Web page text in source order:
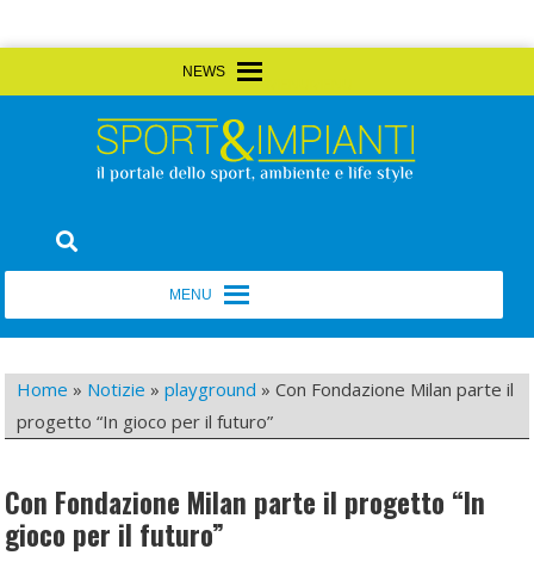
to
Sport&Impianti
Home » Notizie »playground »Con Fondazione Milan parte il
progetto “In gioco per il futuro”
Con Fondazione Milan parte il progetto “In
gioco per il futuro”